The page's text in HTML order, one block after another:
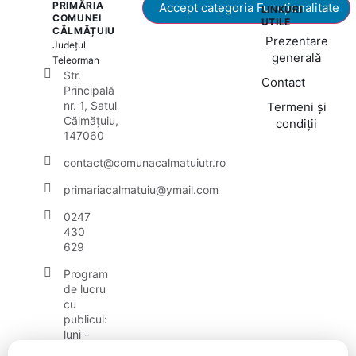
PRIMĂRIA
COMUNEI
CĂLMĂȚUIU
Județul
Teleorman
Str.
Principală
nr. 1, Satul
Călmățuiu,
147060
contact@comunacalmatuiutr.ro
primariacalmatuiu@ymail.com
0247
430
629
Program
de lucru
cu
publicul:
luni -
Accept categoria Funcționalitate
LINKURI
UTILE
Prezentare
generală
Contact
Termeni și
condiții